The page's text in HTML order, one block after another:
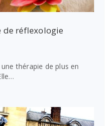
de réflexologie
thérapie de plus en